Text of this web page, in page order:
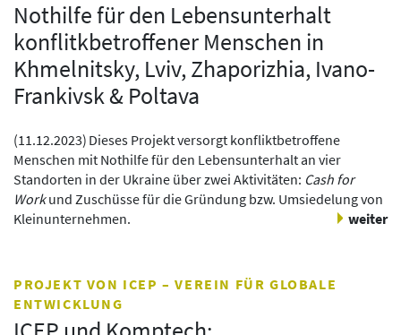
Nothilfe für den Lebensunterhalt
konflitkbetroffener Menschen in
Khmelnitsky, Lviv, Zhaporizhia, Ivano-
Frankivsk & Poltava
(11.12.2023) Dieses Projekt versorgt konfliktbetroffene
Menschen mit Nothilfe für den Lebensunterhalt an vier
Standorten in der Ukraine über zwei Aktivitäten: Cash for
Workund Zuschüsse für die Gründung bzw. Umsiedelung von
Kleinunternehmen.
weiter
PROJEKT VON ICEP – VEREIN FÜR GLOBALE
ENTWICKLUNG